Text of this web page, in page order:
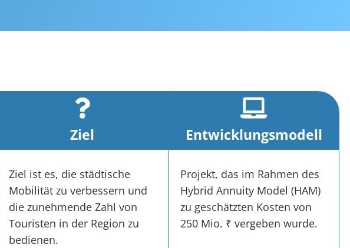
Ziel
Ziel ist es, die städtische
Mobilität zu verbessern und
die zunehmende Zahl von
Touristen in der Region zu
bedienen.
Entwicklungsmodell
Projekt, das im Rahmen des
Hybrid Annuity Model (HAM)
zu geschätzten Kosten von
250 Mio. ₹ vergeben wurde.